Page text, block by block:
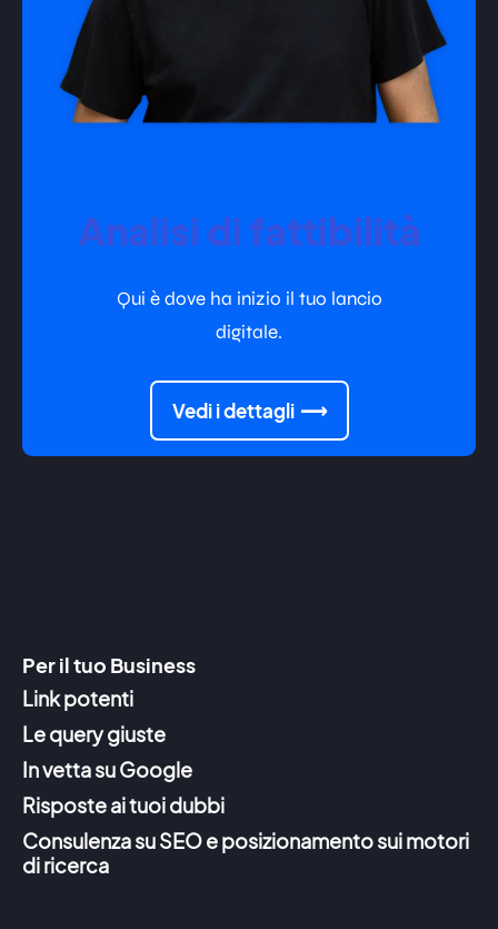
Analisi di fattibilità
Qui è dove ha inizio il tuo lancio
digitale.
Vedi i dettagli
Per il tuo Business
Link potenti
Le query giuste
In vetta su Google
Risposte ai tuoi dubbi
Consulenza su SEO e posizionamento sui motori
di ricerca